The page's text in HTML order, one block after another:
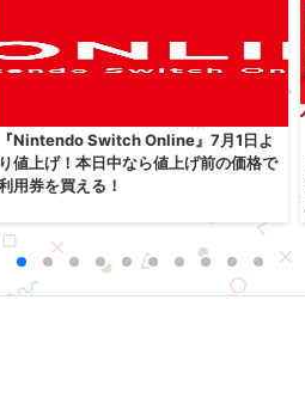
『Nintendo Switch Online』7月1日よ
り値上げ！本日中なら値上げ前の価格で
用券を買える！